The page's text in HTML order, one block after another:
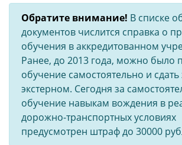
Обратите внимание! В списке
документов числится справка о
обучения в аккредитованном
Ранее, до 2013 года, можно было
обучение самостоятельно и сдать
экстерном. Сегодня за
обучение навыкам вождения в
дорожно-транспортных условиях
предусмотрен штраф до 30000